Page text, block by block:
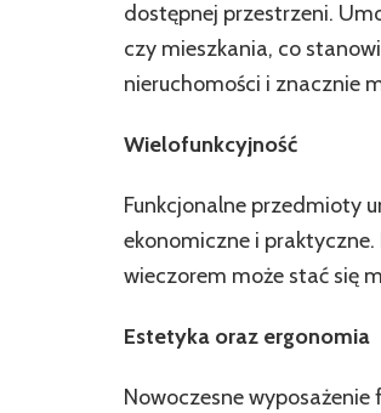
dostępnej przestrzeni.
czy mieszkania, co
nieruchomości i znacznie
Wielofunkcyjność
Funkcjonalne przedmioty
ekonomiczne i praktyczne.
wieczorem może stać się
Estetyka oraz ergonomia
Nowoczesne wyposażenie